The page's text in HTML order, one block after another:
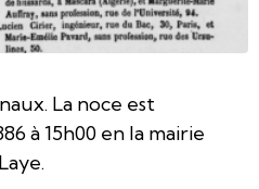
La noce est
à 15h00 en la mairie